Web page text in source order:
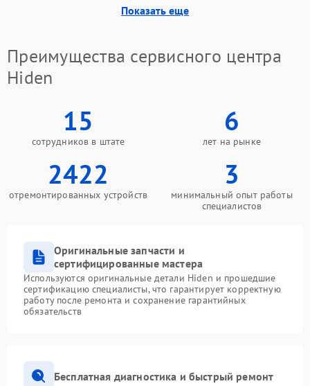
Неисправность
индикаторов
Поломка фильтров
(EMI/EMC)
Подробнее →
защиты
Подробнее →
Подробнее →
Поломка системы
автоматического
переключения
1500 ₽
Неисправность системы
проводов
Показать еще
Преимущества сервисного центра
Hiden
15
сотрудников в штате
6
лет на рынке
2422
отремонтированных устройств
3
минимальный опыт работы
специалистов
Оригинальные запчасти и
сертифицированные мастера
Используются оригинальные детали Hiden и прошедшие
сертификацию специалисты, что гарантирует корректную
работу после ремонта и сохранение гарантийных
обязательств
Бесплатная диагностика и быстрый ремонт